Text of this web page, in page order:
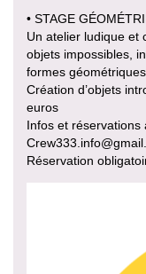
• STAGE
Un atelier ludique et
objets impossibles,
formes
Création d’objets
euros
Infos et réservations
Réservation